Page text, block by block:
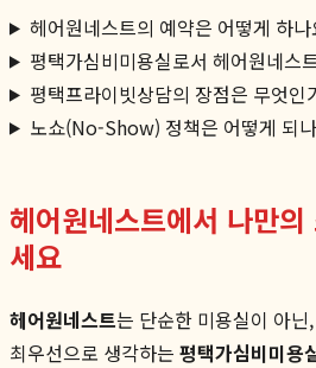
헤어원네스트의 예약은 어떻게 하나
평택가심비미용실로서 헤어원네스
평택프라이빗상담의 장점은 무엇인
노쇼(No-Show) 정책은 어떻게 되
헤어원네스트에서 나만
세요
헤어원네스트는 단순한 미용실이 아
최우선으로 생각하는 평택가심비미용